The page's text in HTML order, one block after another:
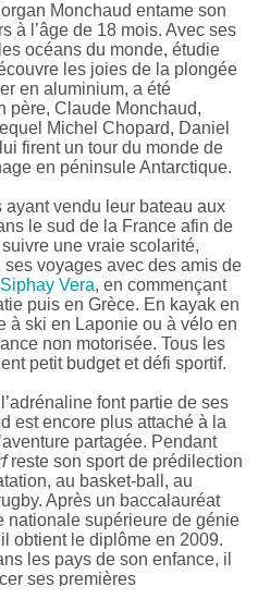
Monchaud entame son
à l’âge de 18 mois. Avec ses
océans du monde, étudie
les joies de la plongée
en aluminium, a été
père, Claude Monchaud,
Michel Chopard, Daniel
firent un tour du monde de
en péninsule Antarctique.
vendu leur bateau aux
le sud de la France afin de
une vraie scolarité,
voyages avec des amis de
Siphay Vera, en commençant
puis en Grèce. En kayak en
à ski en Laponie ou à vélo en
non motorisée. Tous les
petit budget et défi sportif.
font partie de ses
est encore plus attaché à la
partagée. Pendant
reste son sport de prédilection
au basket-ball, au
Après un baccalauréat
nationale supérieure de génie
obtient le diplôme en 2009.
les pays de son enfance, il
ses premières